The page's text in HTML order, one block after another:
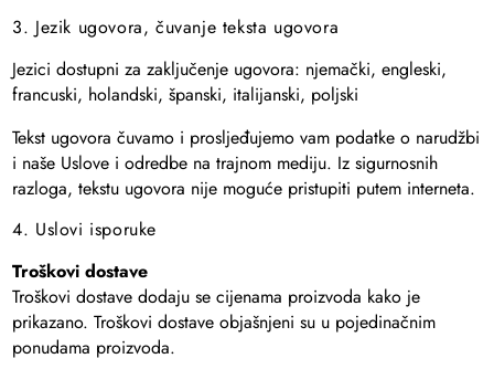
3. Jezik ugovora, čuvanje teksta ugovora
Jezici dostupni za zaključenje ugovora: njemački, engleski,
francuski, holandski, španski, italijanski, poljski
Tekst ugovora čuvamo i prosljeđujemo vam podatke o narudžbi
i naše Uslove i odredbe na trajnom mediju. Iz sigurnosnih
razloga, tekstu ugovora nije moguće pristupiti putem interneta.
4. Uslovi isporuke
Troškovi dostave
Troškovi dostave dodaju se cijenama proizvoda kako je
prikazano. Troškovi dostave objašnjeni su u pojedinačnim
ponudama proizvoda.